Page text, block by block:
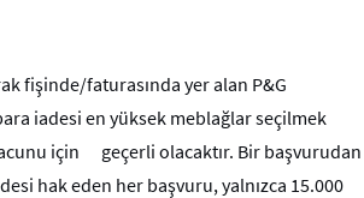
fişinde/faturasında yer alan P&G
iadesi en yüksek meblağlar seçilmek
için
geçerli olacaktır. Bir başvurudan
hak eden her başvuru, yalnızca 15.000